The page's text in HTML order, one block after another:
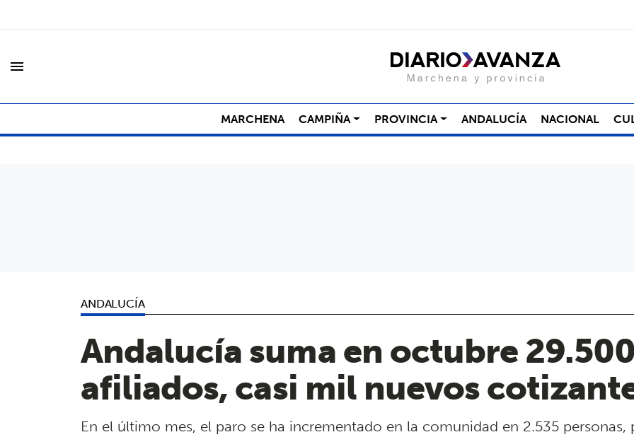
menu
MARCHENA CAMPIÑA PROVINCIA ANDALUCÍA NACIONAL
ANDALUCÍA
Andalucía suma en octubre
afiliados, casi mil nuevos
En el último mes, el paro se ha incrementado en la comunidad en 2.535